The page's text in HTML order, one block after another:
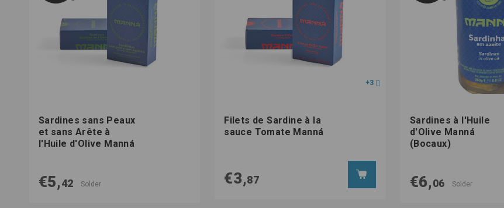
Sardines sans Peaux
et sans Arête à
l'Huile d'Olive Manná
€5,42 Solder
+3
Filets de Sardine à la
sauce Tomate Manná
€3,87
Sardines à l'Huile
d'Olive Manná
(Bocaux)
€6,06 Solder